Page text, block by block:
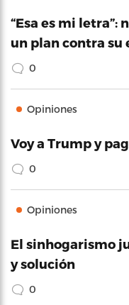
“Esa es mi letra”:
un plan contra su
0
Opiniones
Voy a Trump y
0
Opiniones
El sinhogarismo
y solución
0